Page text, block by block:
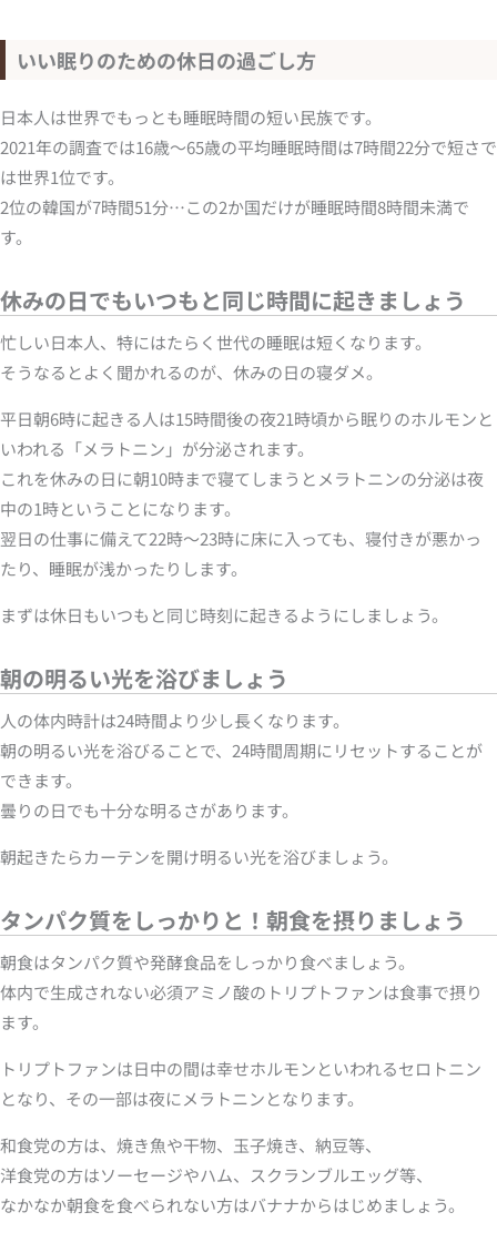
いい眠りのための休日の過ごし方
日本人は世界でもっとも睡眠時間の短い民族です。
2021年の調査では16歳～65歳の平均睡眠時間は7時間22分で短さで
は世界1位です。
2位の韓国が7時間51分…この2か国だけが睡眠時間8時間未満で
す。
休みの日でもいつもと同じ時間に起きましょう
忙しい日本人、特にはたらく世代の睡眠は短くなります。
そうなるとよく聞かれるのが、休みの日の寝ダメ。
平日朝6時に起きる人は15時間後の夜21時頃から眠りのホルモンと
いわれる「メラトニン」が分泌されます。
これを休みの日に朝10時まで寝てしまうとメラトニンの分泌は夜
中の1時ということになります。
翌日の仕事に備えて22時～23時に床に入っても、寝付きが悪かっ
たり、睡眠が浅かったりします。
まずは休日もいつもと同じ時刻に起きるようにしましょう。
朝の明るい光を浴びましょう
人の体内時計は24時間より少し長くなります。
朝の明るい光を浴びることで、24時間周期にリセットすることが
できます。
曇りの日でも十分な明るさがあります。
朝起きたらカーテンを開け明るい光を浴びましょう。
タンパク質をしっかりと！朝食を摂りましょう
朝食はタンパク質や発酵食品をしっかり食べましょう。
体内で生成されない必須アミノ酸のトリプトファンは食事で摂り
ます。
トリプトファンは日中の間は幸せホルモンといわれるセロトニン
となり、その一部は夜にメラトニンとなります。
和食党の方は、焼き魚や干物、玉子焼き、納豆等、
洋食党の方はソーセージやハム、スクランブルエッグ等、
なかなか朝食を食べられない方はバナナからはじめましょう。